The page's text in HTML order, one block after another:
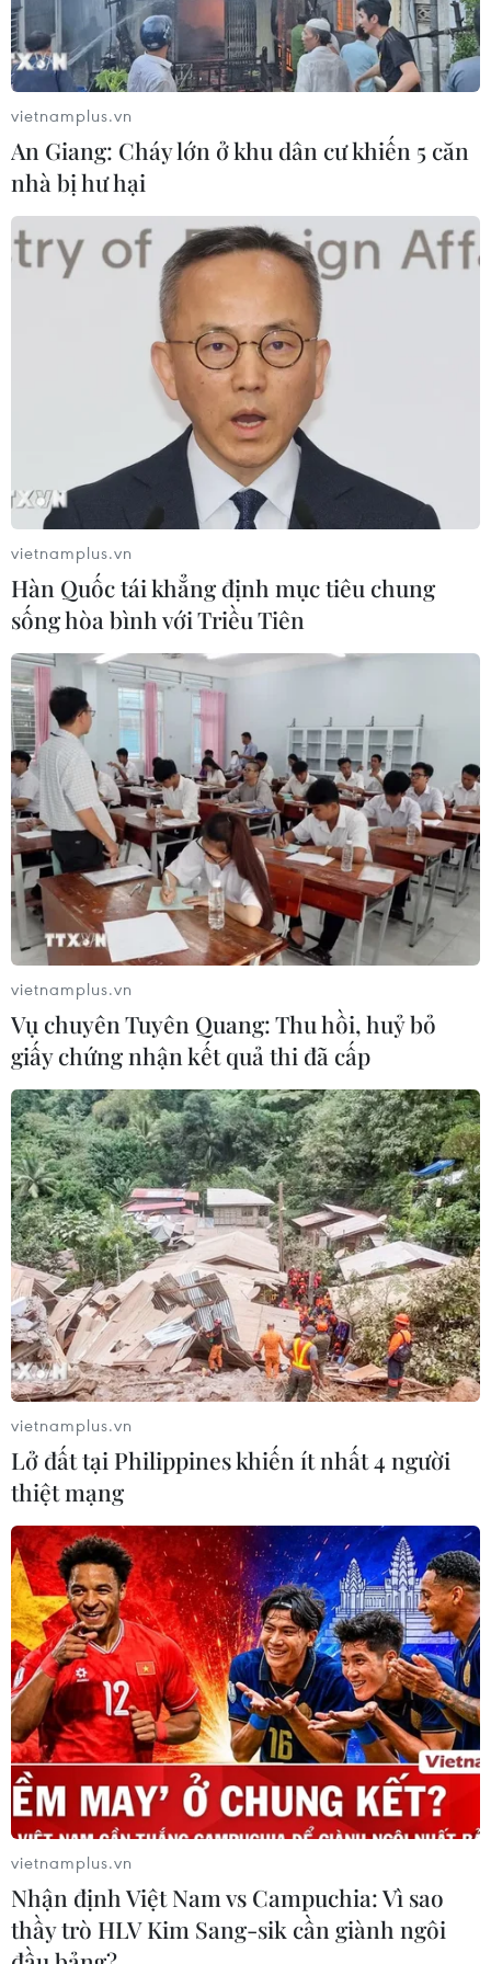
Biến đổi khí hậu khiến bão ngày càng
mạnh và gây thiệt hại lớn hơn
Các nhà khoa học dự báo trong tương lai, xoáy thuận
nhiệt đới sẽ xuất hiện tại nhiều nơi chưa từng thấy dạng
bão này trước đây do hiện tượng ấm lên toàn cầu đang
mở rộng ra.
Quảng Ngãi: Sạt lở sông Trà Bồng và nỗi lo
mất đất mùa mưa lũ
16/05/2023 23:37
Mỗi mùa mưa lũ đi qua, người dân thôn Đông Thuận,
xã Bình Trung (Quảng Ngãi) lại chứng kiến cảnh sông
Trà Bồng “ngoạm” mất hàng chục mét đất, lòng sông ăn
sâu vào bờ.
Bắc Bộ và Trung Bộ sắp bước vào đợt nắng
nóng kéo dài nhất từ đầu năm
16/05/2023 13:48
Theo dự báo, từ ngày 17/5 trở đi, nắng nóng xuất hiện
trên diện rộng ở cả Bắc Bộ, các tỉnh, thành phố từ Thanh
Hóa đến Phú Yên với nhiệt độ cao nhất phổ biến từ 36-
39 độ C, có nơi trên 40 độ C.
vietnamplus.vn
An Giang: Cháy lớn ở khu dân cư khiến 5 căn
nhà bị hư hại
vietnamplus.vn
Hàn Quốc tái khẳng định mục tiêu chung
sống hòa bình với Triều Tiên
vietnamplus.vn
Vụ chuyên Tuyên Quang: Thu hồi, huỷ bỏ
giấy chứng nhận kết quả thi đã cấp
vietnamplus.vn
Lở đất tại Philippines khiến ít nhất 4 người
thiệt mạng
vietnamplus.vn
Nhận định Việt Nam vs Campuchia: Vì sao
thầy trò HLV Kim Sang-sik cần giành ngôi